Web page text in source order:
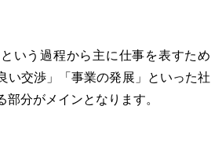
いう過程から主に仕事を表すため
い交渉」「事業の発展」といった社
分がメインとなります。